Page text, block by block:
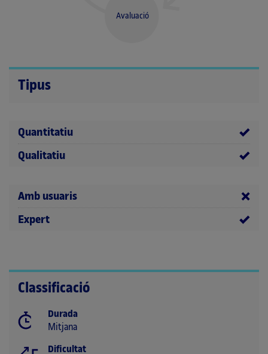
Avaluació
Tipus
Quantitatiu
Qualitatiu
Amb usuaris
Expert
Classificació
Durada
Mitjana
Dificultat